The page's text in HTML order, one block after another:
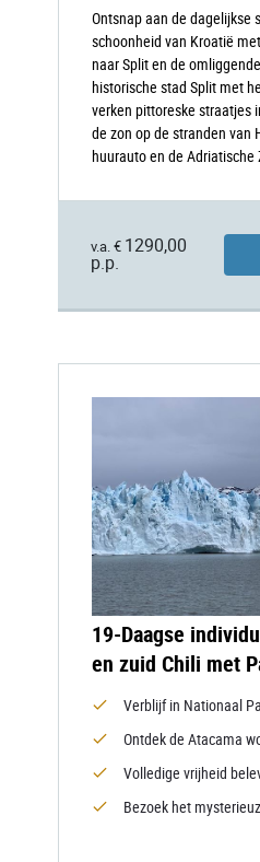
Ontsnap aan de dagelijkse
schoonheid van Kroatië
naar Split en de
historische stad Split met
verken pittoreske straatjes
de zon op de stranden van
huurauto en de Adriatische
v.a. € 1290,00
p.p.
19-Daagse
en zuid Chili met
Verblijf in Nationaal
Ontdek de Atacama
Volledige vrijheid
Bezoek het